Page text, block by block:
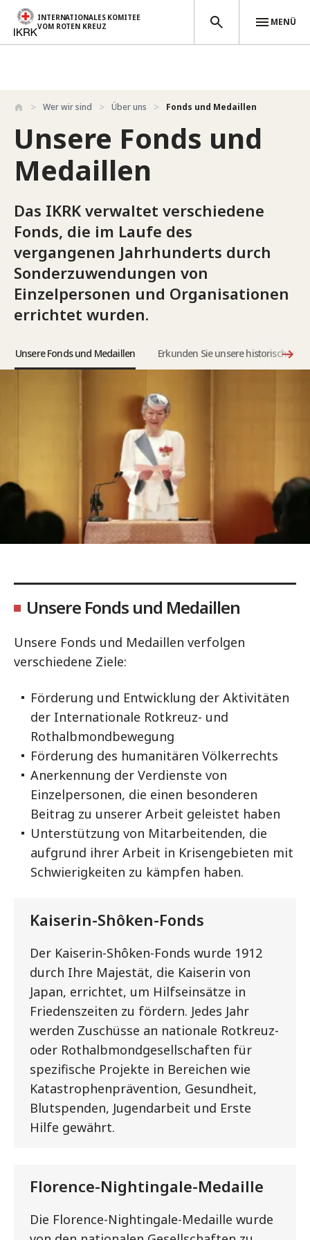
Direkt zum Inhalt
INTERNATIONALES KOMITEE
VOM ROTEN KREUZ
MENÜ
Wer wir sind Über uns Fonds und Medaillen
Unsere Fonds und
Medaillen
Das IKRK verwaltet verschiedene
Fonds, die im Laufe des
vergangenen Jahrhunderts durch
Sonderzuwendungen von
Einzelpersonen und Organisationen
errichtet wurden.
Unsere Fonds und Medaillen Erkunden Sie unsere historischen
Unsere Fonds und Medaillen
Unsere Fonds und Medaillen verfolgen
verschiedene Ziele:
Förderung und Entwicklung der Aktivitäten
der Internationale Rotkreuz- und
Rothalbmondbewegung
Förderung des humanitären Völkerrechts
Anerkennung der Verdienste von
Einzelpersonen, die einen besonderen
Beitrag zu unserer Arbeit geleistet haben
Unterstützung von Mitarbeitenden, die
aufgrund ihrer Arbeit in Krisengebieten mit
Schwierigkeiten zu kämpfen haben.
Kaiserin-Shôken-Fonds
Der Kaiserin-Shôken-Fonds wurde 1912
durch Ihre Majestät, die Kaiserin von
Japan, errichtet, um Hilfseinsätze in
Friedenszeiten zu fördern. Jedes Jahr
werden Zuschüsse an nationale Rotkreuz-
oder Rothalbmondgesellschaften für
spezifische Projekte in Bereichen wie
Katastrophenprävention, Gesundheit,
Blutspenden, Jugendarbeit und Erste
Hilfe gewährt.
Florence-Nightingale-Medaille
Die Florence-Nightingale-Medaille wurde